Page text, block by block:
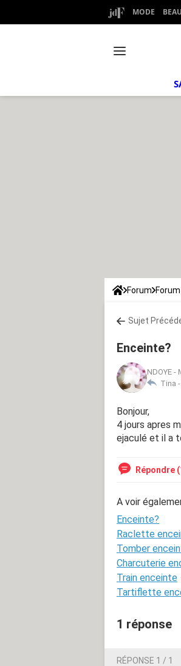
MODE
Forum
Sujet
Enceinte?
NDOYE -
Tina -
Bonjour,
4 jours apres
ejaculé et il a
Répondre
A voir
Enceinte?
Raclette
Tomber
Charcuterie
Train enceinte
Tartiflette
1 réponse
RÉPONSE 1 / 1